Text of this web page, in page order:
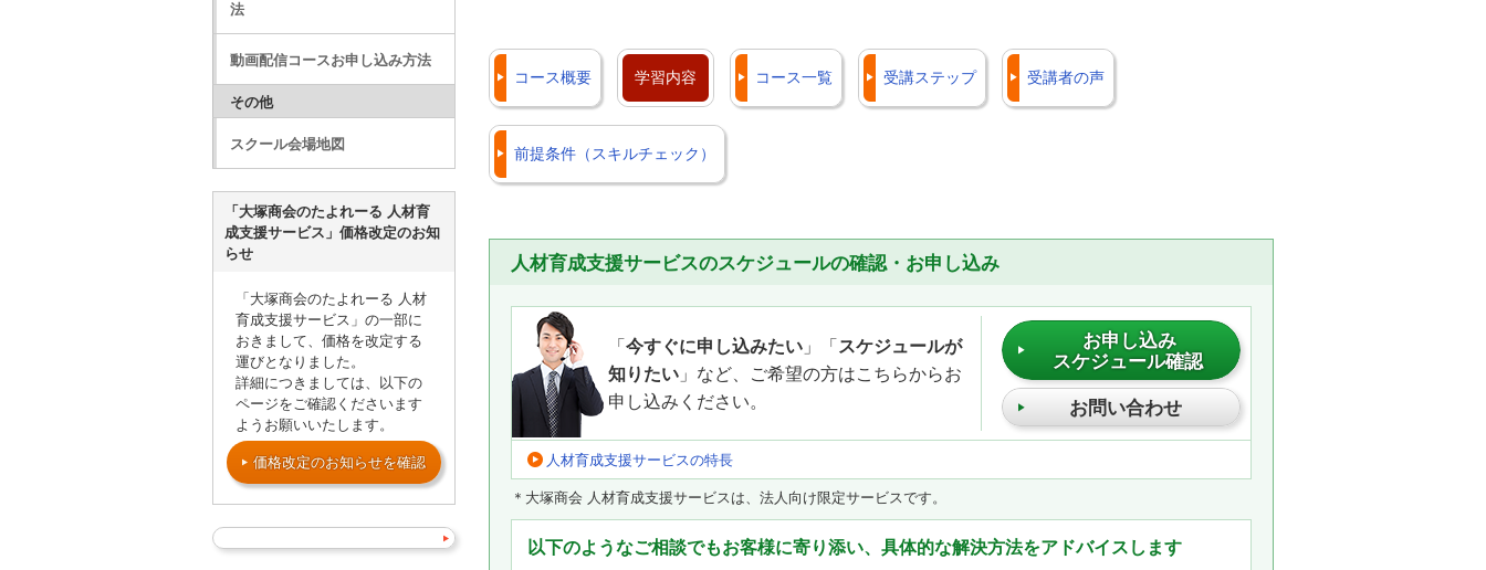
コース概要 学習内容 コース一覧 受講ステップ 受講者の声
前提条件（スキルチェック）
人材育成支援サービスのスケジュールの確認・お申し込み
「 今すぐに申し込みたい 」「 スケジュールが
知りたい 」など、ご希望の方はこちらからお
申し込みください。
お申し込み
スケジュール確認
お問い合わせ
人材育成支援サービスの特長
＊大塚商会 人材育成支援サービスは、法人向け限定サービスです。
以下のようなご相談でもお客様に寄り添い、具体的な解決方法をアドバイスします
法
動画配信コースお申し込み方法
その他
スクール会場地図
「大塚商会のたよれーる 人材育
成支援サービス」価格改定のお知
らせ
「大塚商会のたよれーる 人材
育成支援サービス」の一部に
おきまして、価格を改定する
運びとなりました。
詳細につきましては、以下の
ページをご確認くださいます
ようお願いいたします。
価格改定のお知らせを確認